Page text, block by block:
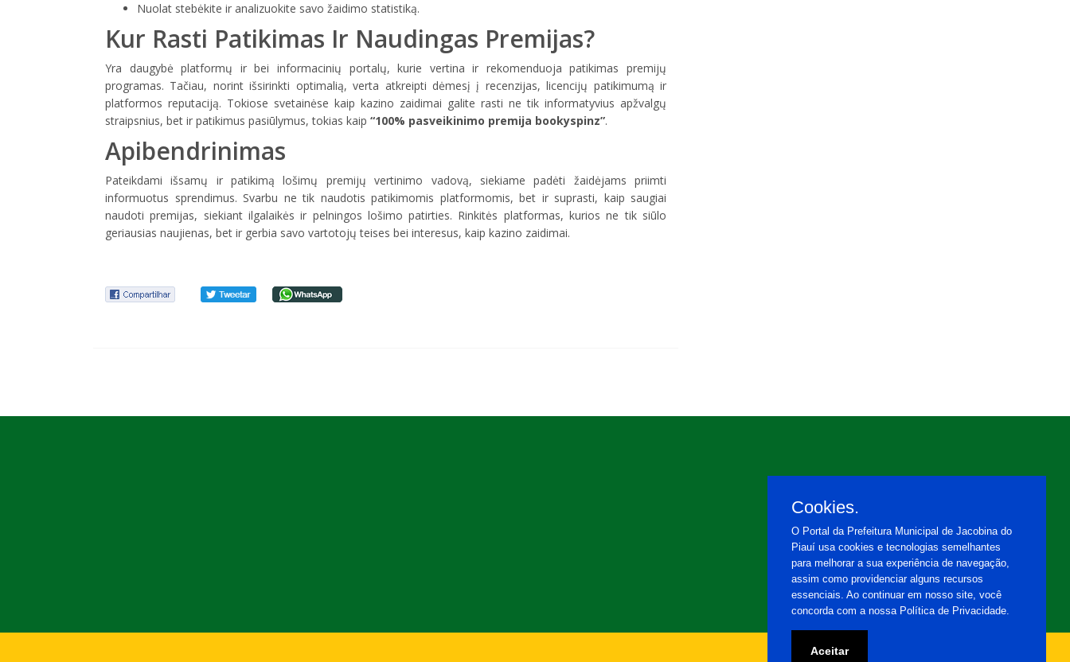
Nuolat stebėkite ir analizuokite savo žaidimo statistiką.
Kur Rasti Patikimas Ir Naudingas Premijas?
Yra daugybė platformų ir bei informacinių portalų, kurie vertina ir rekomenduoja patikimas premijų
programas. Tačiau, norint išsirinkti optimalią, verta atkreipti dėmesį į recenzijas, licencijų patikimumą ir
platformos reputaciją. Tokiose svetainėse kaip kazino zaidimai galite rasti ne tik informatyvius apžvalgų
straipsnius, bet ir patikimus pasiūlymus, tokias kaip “100% pasveikinimo premija bookyspinz”.
Apibendrinimas
Pateikdami išsamų ir patikimą lošimų premijų vertinimo vadovą, siekiame padėti žaidėjams priimti
informuotus sprendimus. Svarbu ne tik naudotis patikimomis platformomis, bet ir suprasti, kaip saugiai
naudoti premijas, siekiant ilgalaikės ir pelningos lošimo patirties. Rinkitės platformas, kurios ne tik siūlo
geriausias naujienas, bet ir gerbia savo vartotojų teises bei interesus, kaip kazino zaidimai.
Cookies.
O Portal da Prefeitura Municipal de Jacobina do
Piauí usa cookies e tecnologias semelhantes
para melhorar a sua experiência de navegação,
assim como providenciar alguns recursos
essenciais. Ao continuar em nosso site, você
concorda com a nossa Política de Privacidade.
Aceitar